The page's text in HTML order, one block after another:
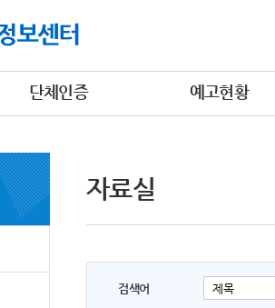
단체인증 예고현황
자료실
검색어